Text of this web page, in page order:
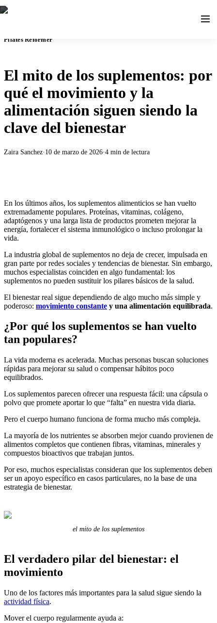
Pilates Reformer
El mito de los suplementos: por
qué el movimiento y la
alimentación siguen siendo la
clave del bienestar
Zaira Sanchez·10 de marzo de 2026·4 min de lectura
En los últimos años, los suplementos alimenticios se han vuelto
extremadamente populares. Proteínas, vitaminas, colágeno,
adaptógenos y una larga lista de productos prometen mejorar la
energía, fortalecer el sistema inmunológico o incluso prolongar la
vida.
La industria global de suplementos no deja de crecer, impulsada en
gran parte por redes sociales y tendencias de bienestar. Sin embargo,
muchos especialistas coinciden en algo fundamental: los
suplementos no pueden sustituir los pilares básicos de la salud.
El bienestar real sigue dependiendo de algo mucho más simple y
poderoso: movimiento constante y una alimentación equilibrada.
¿Por qué los suplementos se han vuelto
tan populares?
La vida moderna es acelerada. Muchas personas buscan soluciones
rápidas para mejorar su salud o compensar hábitos poco
equilibrados.
Los suplementos parecen ofrecer una respuesta fácil: una cápsula o
polvo que promete aportar lo que “falta” en nuestra vida diaria.
Pero el cuerpo humano funciona de forma mucho más compleja.
La mayoría de los nutrientes se absorben mejor cuando provienen de
alimentos completos que contienen fibras, vitaminas, minerales y
compuestos bioactivos que trabajan juntos.
Por eso, muchos especialistas consideran que los suplementos deben
ser un apoyo específico en casos particulares, no la base de una
estrategia de bienestar.
el mito de los suplementos
El verdadero pilar del bienestar: el
movimiento
Uno de los factores más importantes para la salud sigue siendo la
actividad física.
Mover el cuerpo regularmente ayuda a: